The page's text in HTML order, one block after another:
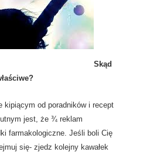
Skąd
kipiącym od poradników i recept
jest, że ¾ reklam
farmakologiczne. Jeśli boli Cię
się- zjedz kolejny kawałek